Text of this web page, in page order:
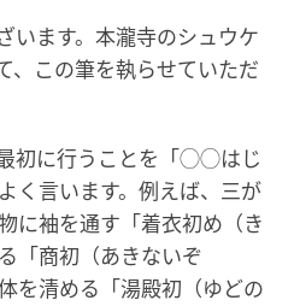
います。本瀧寺のシュウケ
、この筆を執らせていただ
初に行うことを「◯◯はじ
言います。例えば、三が
に袖を通す「着衣初め（き
「商初（あきないぞ
を清める「湯殿初（ゆどの